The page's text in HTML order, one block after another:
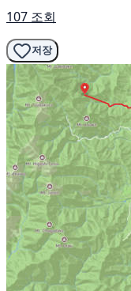
107 조회
저장